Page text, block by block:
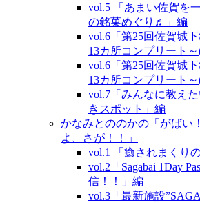
vol.5 「あまい佐賀を
の銘菓めぐり♬」編
vol.6「第25回佐賀城
13カ所コンプリート
vol.6「第25回佐賀城
13カ所コンプリート
vol.7「みんなに教え
きスポット」編
かなみとののかの「がばい
よ、さが！！」
vol.1 「癒されまくり
vol.2「Sagabai 1Day
信！！」編
vol.3「最新施設